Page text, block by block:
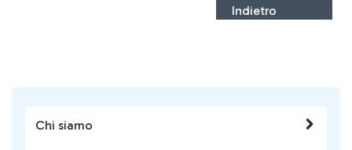
Chi siamo
Indietro